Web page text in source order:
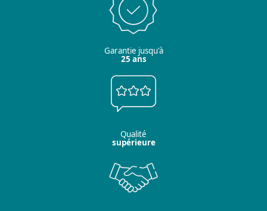
Garantie jusqu'à
25 ans
Qualité
supérieure